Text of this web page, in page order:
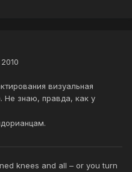
визуальная
Не знаю, правда, как у
knees and all – or you turn